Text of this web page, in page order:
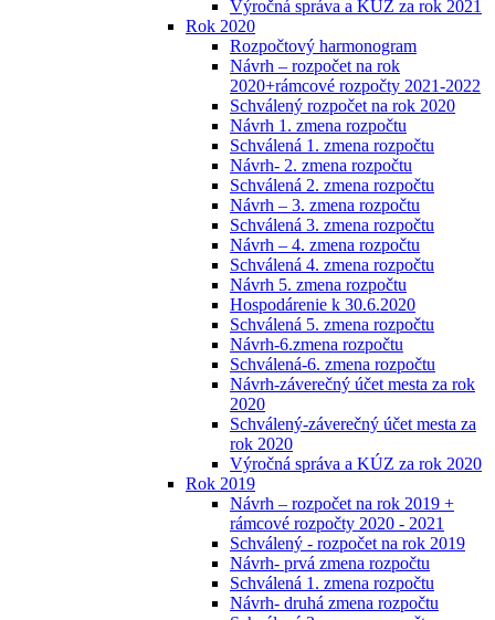
Výročná správa a KÚZ za rok 2021
Rok 2020
Rozpočtový harmonogram
Návrh – rozpočet na rok
2020+rámcové rozpočty 2021-2022
Schválený rozpočet na rok 2020
Návrh 1. zmena rozpočtu
Schválená 1. zmena rozpočtu
Návrh- 2. zmena rozpočtu
Schválená 2. zmena rozpočtu
Návrh – 3. zmena rozpočtu
Schválená 3. zmena rozpočtu
Návrh – 4. zmena rozpočtu
Schválená 4. zmena rozpočtu
Návrh 5. zmena rozpočtu
Hospodárenie k 30.6.2020
Schválená 5. zmena rozpočtu
Návrh-6.zmena rozpočtu
Schválená-6. zmena rozpočtu
Návrh-záverečný účet mesta za rok
2020
Schválený-záverečný účet mesta za
rok 2020
Výročná správa a KÚZ za rok 2020
Rok 2019
Návrh – rozpočet na rok 2019 +
rámcové rozpočty 2020 - 2021
Schválený - rozpočet na rok 2019
Návrh- prvá zmena rozpočtu
Schválená 1. zmena rozpočtu
Návrh- druhá zmena rozpočtu